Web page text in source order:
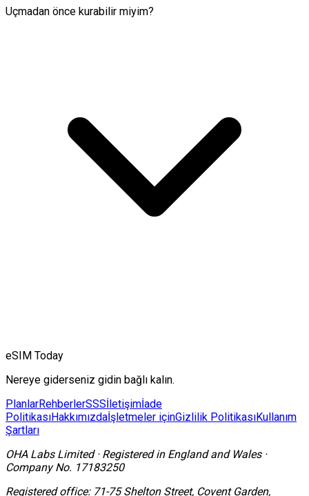
Uçmadan önce kurabilir miyim?
eSIM Today
Nereye giderseniz gidin bağlı kalın.
PlanlarRehberlerSSSİletişimİade
PolitikasıHakkımızdaİşletmeler içinGizlilik PolitikasıKullanım
Şartları
OHA Labs Limited· Registered in England and Wales·
Company No. 17183250
Registered office: 71-75 Shelton Street, Covent Garden,